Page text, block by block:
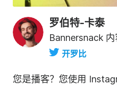
罗伯特-卡泰
Bannersnack
开罗比
您是播客？您使用